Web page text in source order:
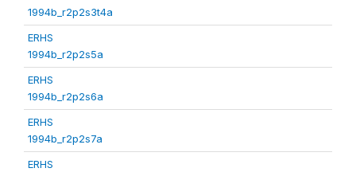
1994b_r2p2s3t4a
ERHS
1994b_r2p2s5a
ERHS
1994b_r2p2s6a
ERHS
1994b_r2p2s7a
ERHS